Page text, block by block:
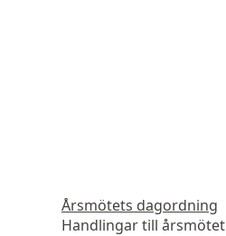
Årsmötets dagordning
Handlingar till årsmötet